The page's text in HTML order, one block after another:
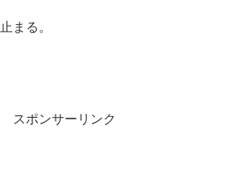
まる。
スポンサーリンク